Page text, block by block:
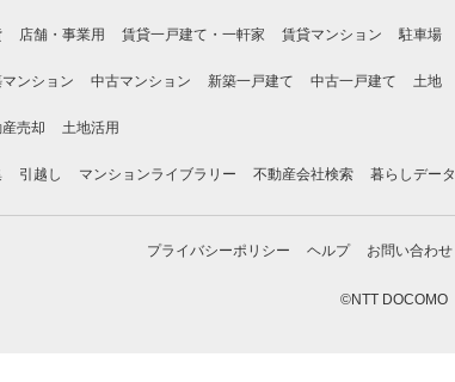
店舗・事業用 賃貸一戸建て・一軒家 賃貸マンション 駐車場
マンション 中古マンション 新築一戸建て 中古一戸建て 土地
売却 土地活用
引越し マンションライブラリー 不動産会社検索 暮らしデータ
プライバシーポリシー ヘルプ お問い合わせ
©NTT DOCOMO